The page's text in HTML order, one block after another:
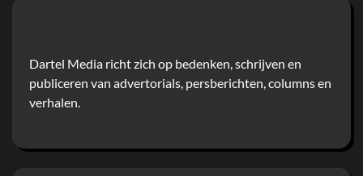
Dartel Media richt zich op bedenken, schrijven en
publiceren van advertorials, persberichten, columns en
verhalen.